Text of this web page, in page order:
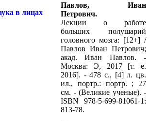
Павлов, Иван
Петрович.
Лекции о работе
больших полушарий
головного мозга: [12+] /
Павлов Иван Петрович;
акад. Иван Павлов. -
Москва: Э, 2017 [т. е.
2016]. - 478 с., [4] л. цв.
ил., портр.: портр. ; 27
см. - (Великие ученые). -
ISBN 978-5-699-81061-1:
813-78.